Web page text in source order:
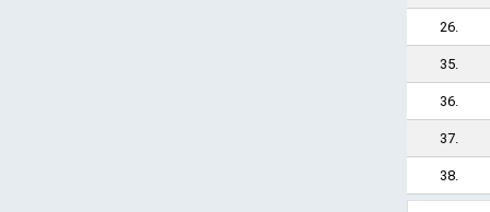
26.
35.
36.
37.
38.